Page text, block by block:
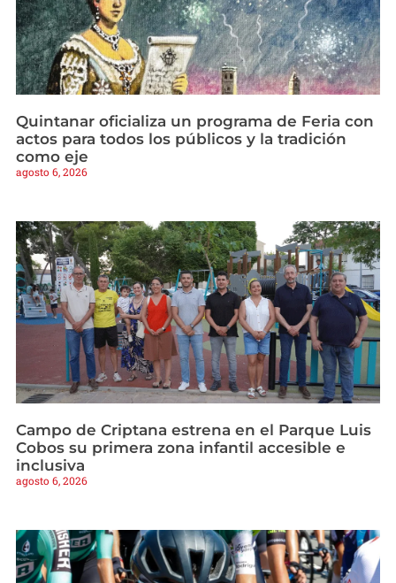
Quintanar oficializa un programa de Feria con
actos para todos los públicos y la tradición
como eje
agosto 6, 2026
Campo de Criptana estrena en el Parque Luis
Cobos su primera zona infantil accesible e
inclusiva
agosto 6, 2026